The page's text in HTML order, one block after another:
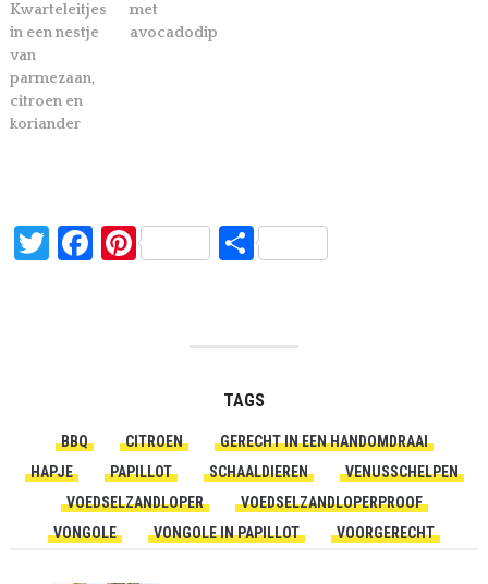
Kwarteleitjes
in een nestje
van
parmezaan,
citroen en
koriander
met
avocadodip
TwitterFacebook
PinterestDelen
TAGS
BBQ CITROEN
GERECHT IN EEN HANDOMDRAAI
HAPJE
PAPILLOT SCHAALDIEREN
VENUSSCHELPEN
VOEDSELZANDLOPER
VOEDSELZANDLOPERPROOF
VONGOLE
VONGOLE IN PAPILLOT VOORGERECHT